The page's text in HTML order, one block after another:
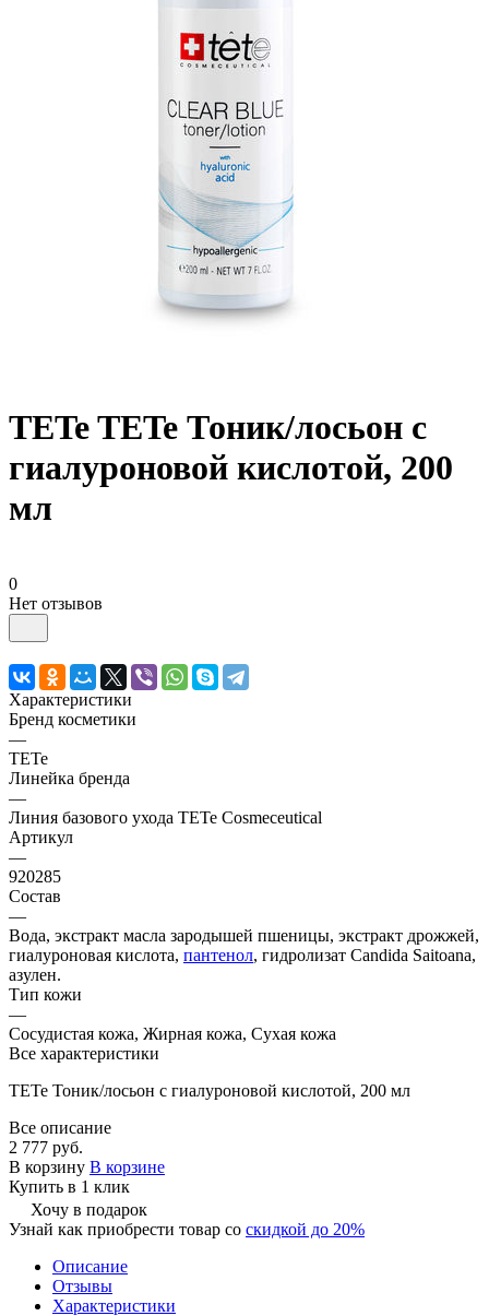
TETe TETe Тоник/лосьон с
гиалуроновой кислотой, 200
мл
0
Нет отзывов
Характеристики
Бренд косметики
—
TETe
Линейка бренда
—
Линия базового ухода TETe Cosmeceutical
Артикул
—
920285
Состав
—
Вода, экстракт масла зародышей пшеницы, экстракт дрожжей,
гиалуроновая кислота, пантенол, гидролизат Candida Saitoana,
азулен.
Тип кожи
—
Сосудистая кожа, Жирная кожа, Сухая кожа
Все характеристики
TETe Тоник/лосьон с гиалуроновой кислотой, 200 мл
Все описание
2 777 руб.
В корзину В корзине
Купить в 1 клик
Хочу в подарок
Узнай как приобрести товар со скидкой до 20%
Описание
Отзывы
Характеристики